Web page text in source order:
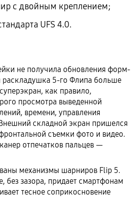
с двойным креплением;
UFS 4.0.
не получила обновления форм-
раскладушка 5-го Флипа больше
как правило,
просмотра выведенной
времени, управления
складной экран пришелся
съемки фото и видео.
отпечатков пальцев —
механизмы шарниров Flip 5.
без зазора, придает смартфонам
тесное соприкосновение